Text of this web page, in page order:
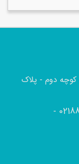
کوچه دوم - پلاک
-